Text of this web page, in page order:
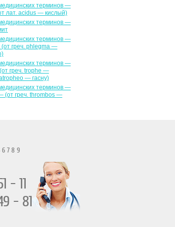
терминов —
лат. асidus — кислый)
терминов —
терминов —
гpeч. phlegma —
терминов —
греч. trophe —
— гасну)
терминов —
(от греч. thrombos —
6 7 8 9
- 11
- 81